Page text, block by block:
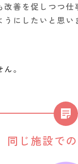
改善を促しつつ
うにしたいと思い
。
同じ施設で